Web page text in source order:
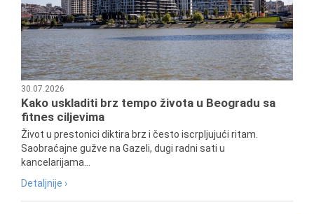
30.07.2026
Kako uskladiti brz tempo života u Beogradu sa
fitnes ciljevima
Život u prestonici diktira brz i često iscrpljujući ritam.
Saobraćajne gužve na Gazeli, dugi radni sati u
kancelarijama...
Detaljnije ›